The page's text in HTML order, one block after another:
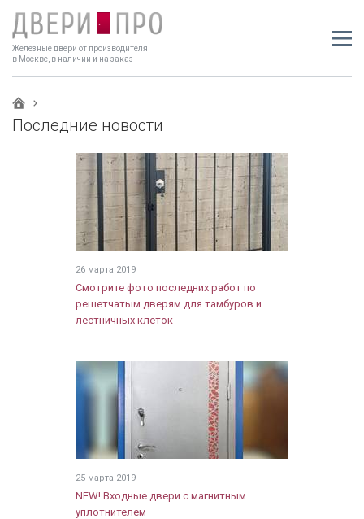
Железные двери от производителя
в Москве, в наличии и на заказ
Последние новости
26 марта 2019
Смотрите фото последних работ по
решетчатым дверям для тамбуров и
лестничных клеток
25 марта 2019
NEW! Входные двери с магнитным
уплотнителем